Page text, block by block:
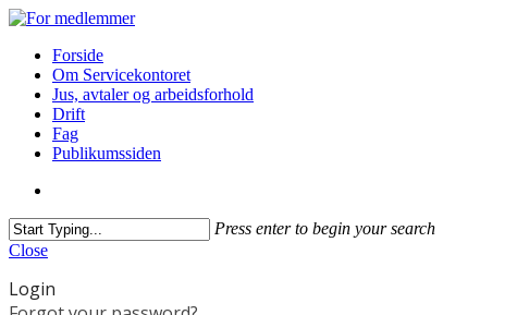
Forside
Om Servicekontoret
Jus, avtaler og arbeidsforhold
Drift
Fag
Publikumssiden
Press enter to begin your search
Close
Login